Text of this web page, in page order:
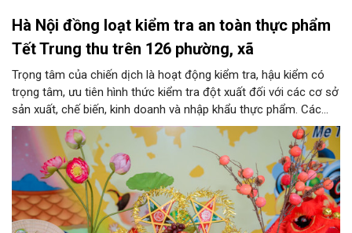
Hà Nội đồng loạt kiểm tra an toàn thực phẩm
Tết Trung thu trên 126 phường, xã
Trọng tâm của chiến dịch là hoạt động kiểm tra, hậu kiểm có
trọng tâm, ưu tiên hình thức kiểm tra đột xuất đối với các cơ sở
sản xuất, chế biến, kinh doanh và nhập khẩu thực phẩm. Các
nhóm mặt hàng tiêu thụ mạnh như bánh Trung thu, bánh mứt
kẹo, rượu, bia, nước giải khát, phụ gia thực phẩm...